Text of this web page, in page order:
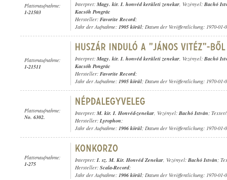
Plattenaufnahme:
1-21503
Interpret: Magy. kir. I. honvéd kerületi zenekar, Vezényel: Bachó
Kacsóh Pongrác
Hersteller: Favorite Record;
Jahr der Aufnahme: 1905 körül; Datum der Veröffentlichung: 1970-01-
Plattenaufnahme:
1-21511
Interpret: Magy. kir. I. honvéd kerületi zenekar, Vezényel: Bachó
Kacsóh Pongrác
Hersteller: Favorite Record;
Jahr der Aufnahme: 1905 körül; Datum der Veröffentlichung: 1970-01-
Plattenaufnahme:
No. 6302.
Interpret: M. kir. I. Honvéd-zenekar, Vezényel: Bachó István;
Hersteller: Lyrophon;
Jahr der Aufnahme: 1906 körül; Datum der Veröffentlichung: 1970-01-
Plattenaufnahme:
1-275
Interpret: I. sz. M. Kir. Honvéd Zenekar, Vezényel: Bachó István;
Hersteller: Scala-Record;
Jahr der Aufnahme: 1906 körül; Datum der Veröffentlichung: 1970-01-